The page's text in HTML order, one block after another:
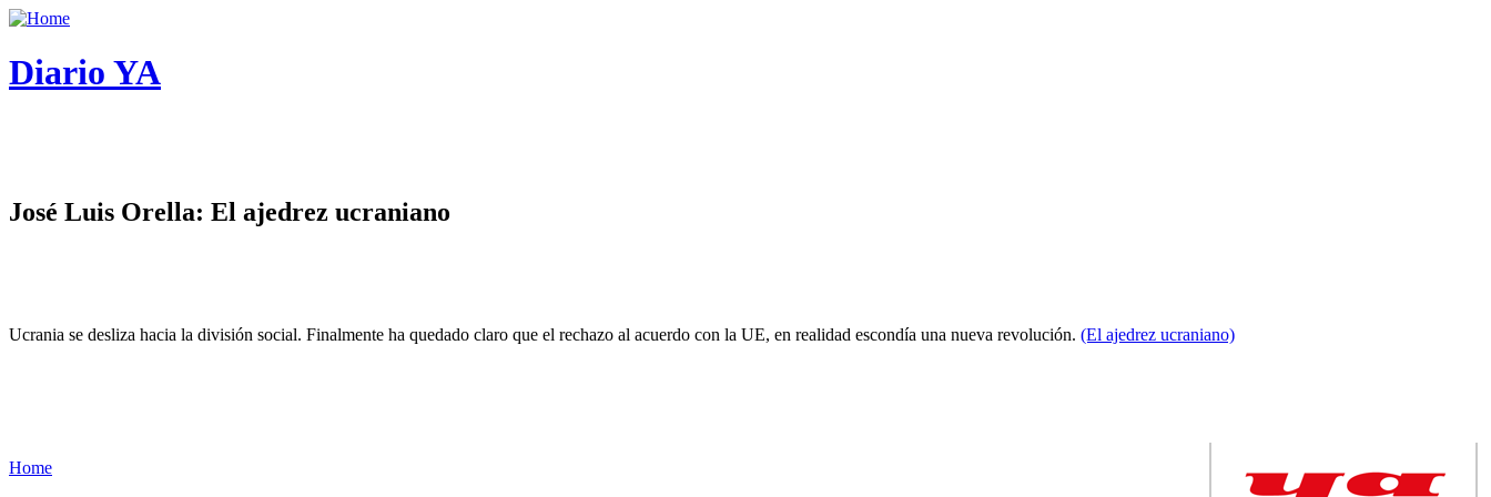
Diario YA
José Luis Orella: El ajedrez ucraniano
Ucrania se desliza hacia la división social. Finalmente ha quedado claro que el rechazo al acuerdo con la UE, en realidad escondía una nueva revolución. (El ajedrez ucraniano)
Home